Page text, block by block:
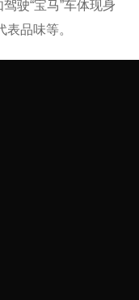
驶“宝马”车体现身
表品味等。
的细节怎么做好？